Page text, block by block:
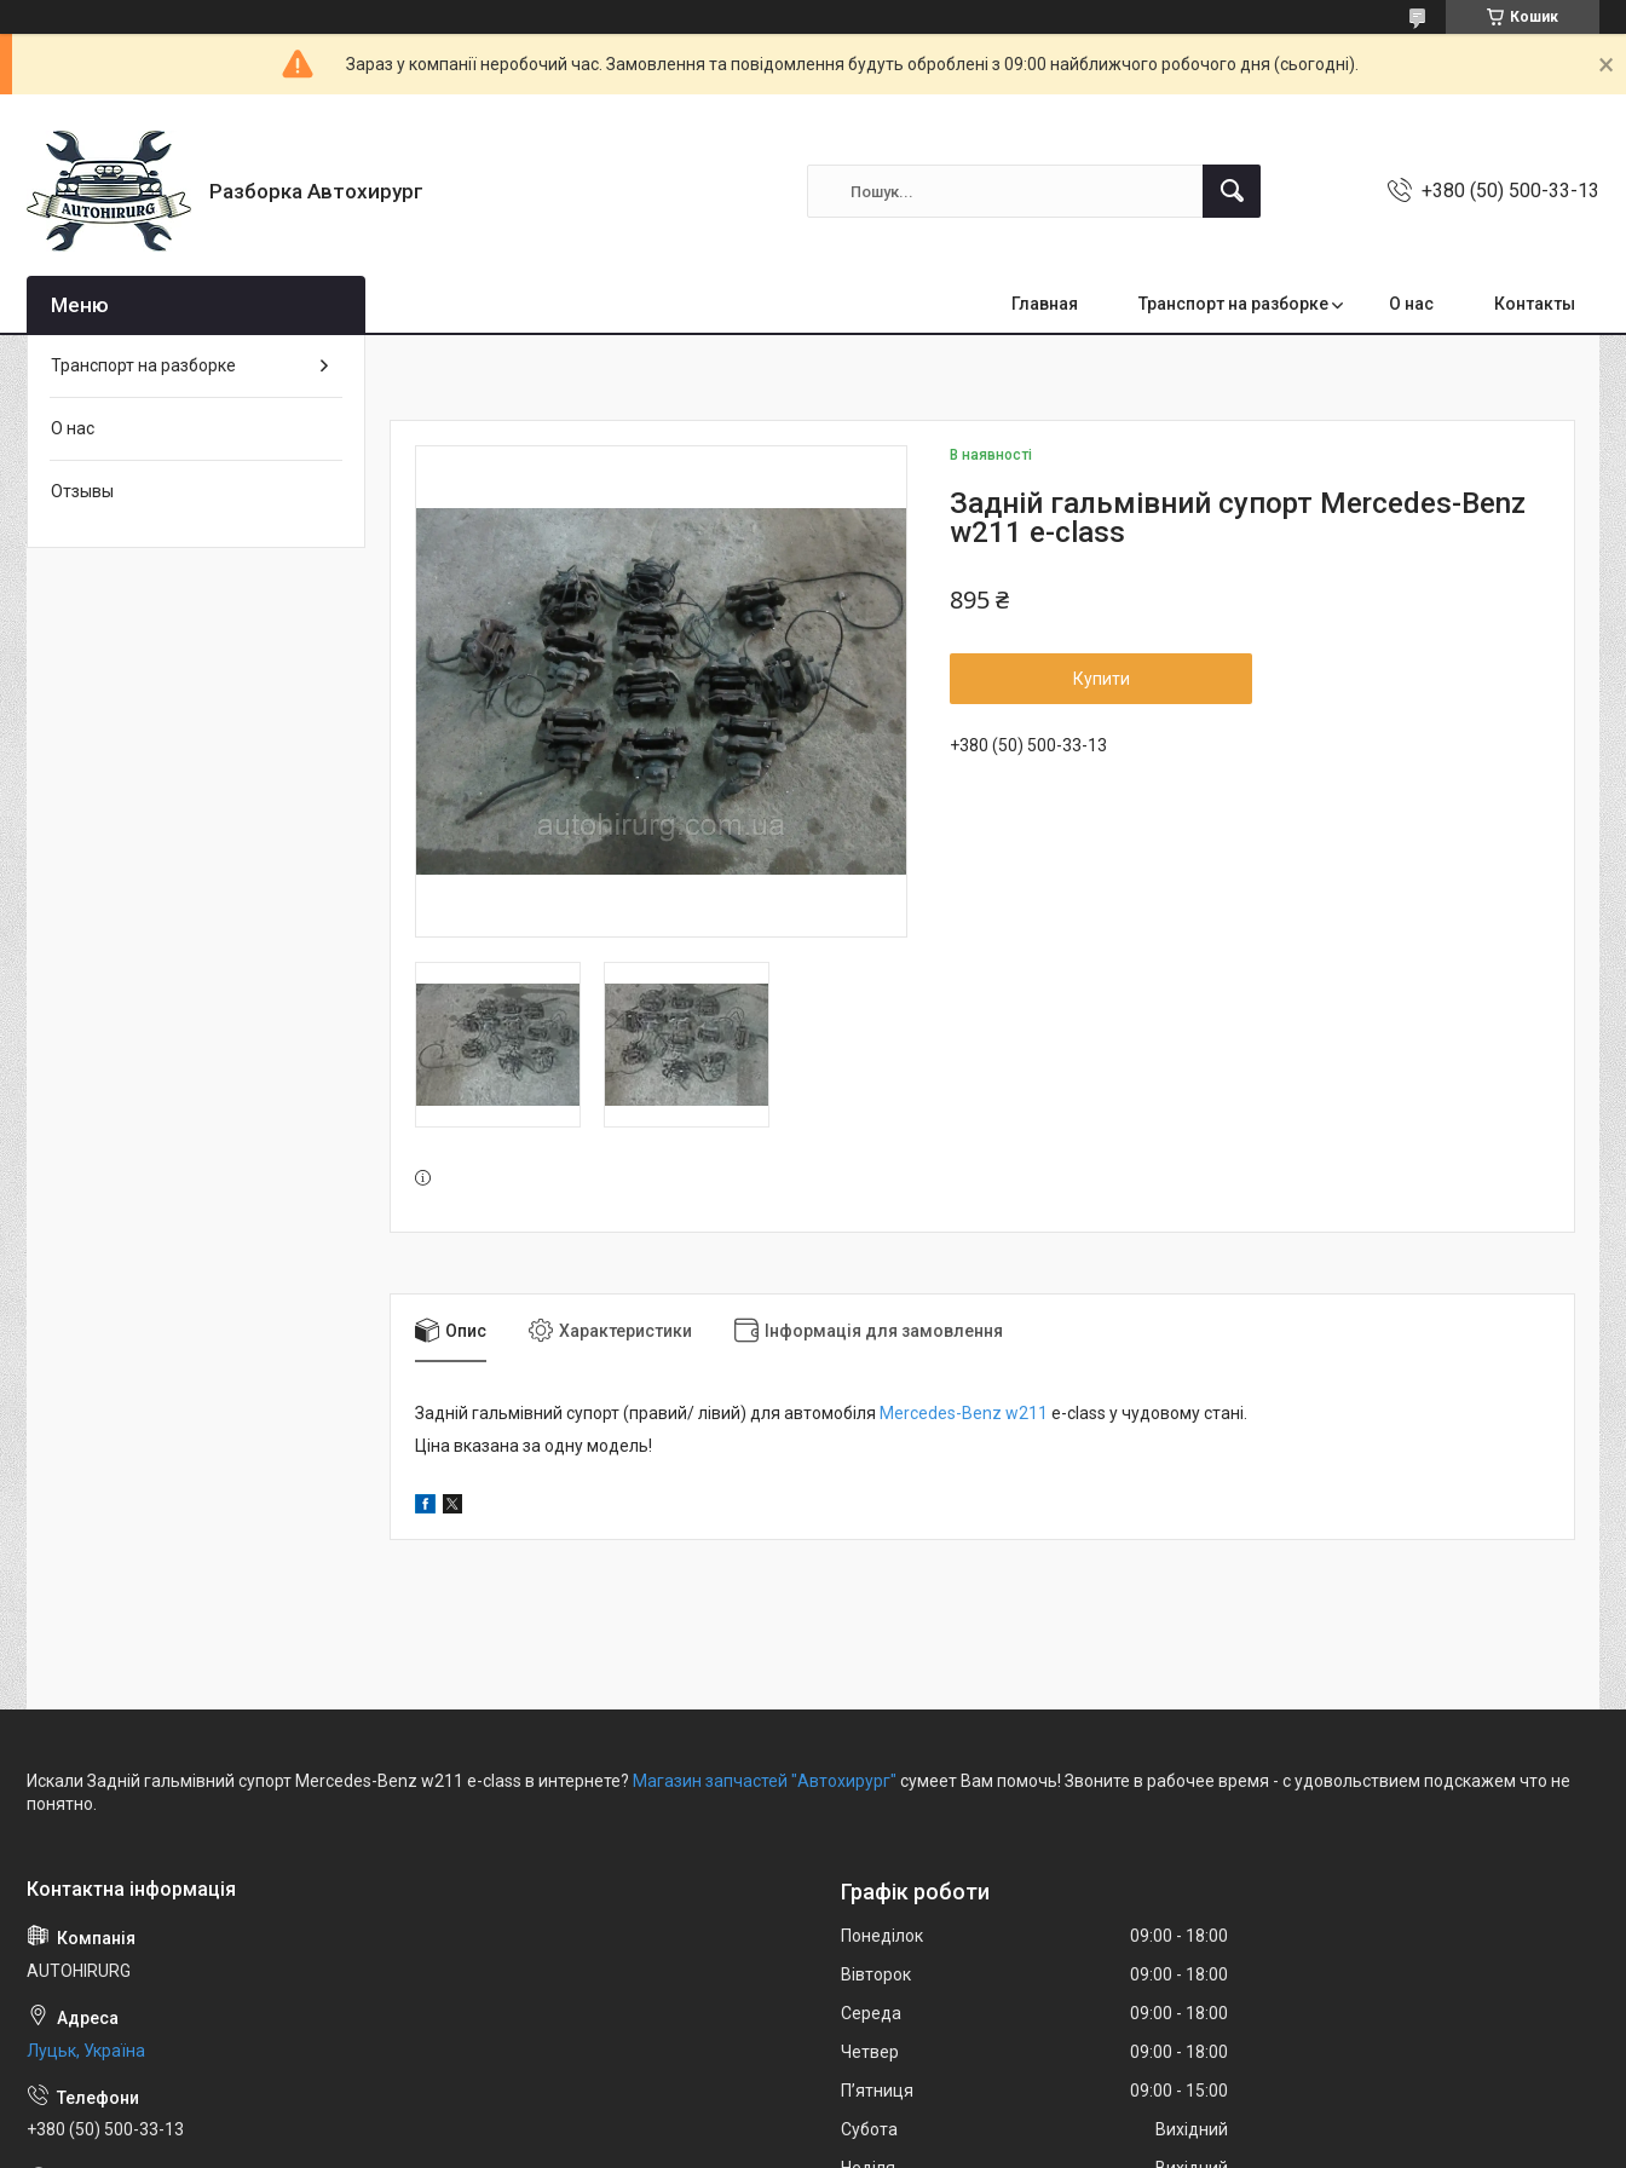
Кошик
Зараз у компанії неробочий час. Замовлення та повідомлення будуть оброблені з 09:00 найближчого робочого дня (сьогодні).
Разборка Автохирург +380 (50) 500-33-13
Главная Транспорт на разборке О нас Контакты
В наявності
Задній гальмівний супорт Mercedes-Benz
w211 e-class
895 ₴
Купити
+380 (50) 500-33-13
Опис Характеристики Інформація для замовлення
Задній гальмівний супорт (правий/ лівий) для автомобіля Mercedes-Benz w211 e-class у чудовому стані.
Ціна вказана за одну модель!
Транспорт на разборке
О нас
Отзывы
Искали Задній гальмівний супорт Mercedes-Benz w211 e-class в интернете? Магазин запчастей "Автохирург" сумеет Вам помочь! Звоните в рабочее время - с удовольствием подскажем что не
понятно.
AUTOHIRURG
Луцьк, Україна
+380 (50) 500-33-13
Графік роботи
Понеділок 09:00
18:00
Вівторок
09:00
18:00
Середа
09:00
18:00
Четвер
09:00
18:00
Пʼятниця
09:00
15:00
Субота
Вихідний